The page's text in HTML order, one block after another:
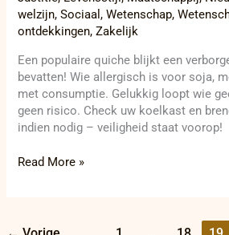
welzijn,Sociaal,Wetenschap,
ontdekkingen,Zakelijk
Een populaire quiche blijkt een
bevatten! Wie allergisch is voor soja,
met consumptie. Gelukkig loopt wie
geen risico. Check uw koelkast en
indien nodig – veiligheid staat voorop!
Read More »